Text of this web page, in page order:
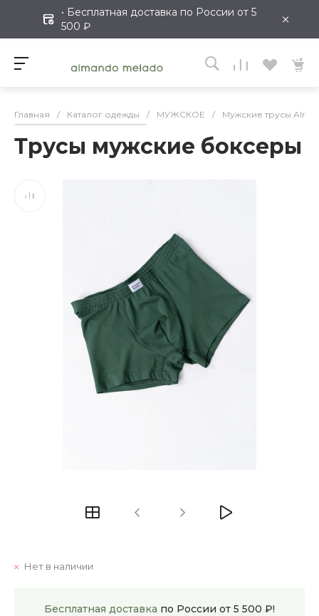
• Бесплатная доставка по России от 5
500 ₽
×
Главная / Каталог одежды / МУЖСКОЕ / Мужские трусы
Трусы мужские боксеры
Нет в наличии
Бесплатная доставка по России от 5 500 ₽!